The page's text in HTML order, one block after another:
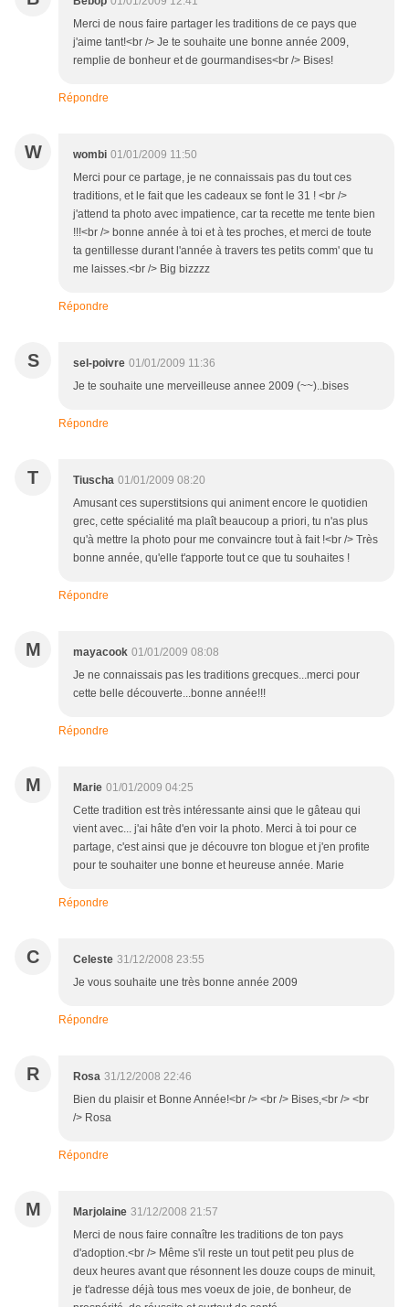
Merci de nous faire partager les traditions de ce pays que
j'aime tant!<br /> Je te souhaite une bonne année 2009,
remplie de bonheur et de gourmandises<br /> Bises!
Répondre
W wombi 01/01/2009 11:50
Merci pour ce partage, je ne connaissais pas du tout ces
traditions, et le fait que les cadeaux se font le 31 ! <br />
j'attend ta photo avec impatience, car ta recette me tente bien
!!!<br /> bonne année à toi et à tes proches, et merci de toute
ta gentillesse durant l'année à travers tes petits comm' que tu
me laisses.<br /> Big bizzzz
Répondre
S sel-poivre 01/01/2009 11:36
Je te souhaite une merveilleuse annee 2009 (~~)..bises
Répondre
T Tiuscha 01/01/2009 08:20
Amusant ces superstitsions qui animent encore le quotidien
grec, cette spécialité ma plaît beaucoup a priori, tu n'as plus
qu'à mettre la photo pour me convaincre tout à fait !<br /> Très
bonne année, qu'elle t'apporte tout ce que tu souhaites !
Répondre
M mayacook 01/01/2009 08:08
Je ne connaissais pas les traditions grecques...merci pour
cette belle découverte...bonne année!!!
Répondre
M Marie 01/01/2009 04:25
Cette tradition est très intéressante ainsi que le gâteau qui
vient avec... j'ai hâte d'en voir la photo. Merci à toi pour ce
partage, c'est ainsi que je découvre ton blogue et j'en profite
pour te souhaiter une bonne et heureuse année. Marie
Répondre
C Celeste 31/12/2008 23:55
Je vous souhaite une très bonne année 2009
Répondre
R Rosa 31/12/2008 22:46
Bien du plaisir et Bonne Année!<br /> <br /> Bises,<br /> <br
/> Rosa
Répondre
M Marjolaine 31/12/2008 21:57
Merci de nous faire connaître les traditions de ton pays
d'adoption.<br /> Même s'il reste un tout petit peu plus de
deux heures avant que résonnent les douze coups de minuit,
je t'adresse déjà tous mes voeux de joie, de bonheur, de